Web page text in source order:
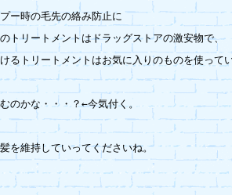
ー時の毛先の絡み防止に
トリートメントはドラッグストアの激安物で、
るトリートメントはお気に入りのものを使って
のかな・・・？←今気付く。
を維持していってくださいね。